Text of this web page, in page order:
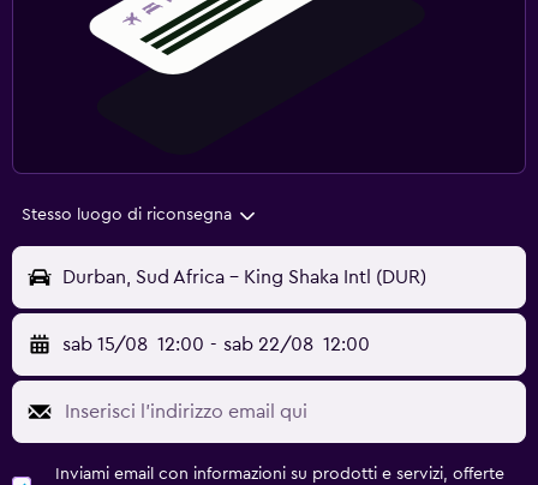
Stesso luogo di riconsegna
Durban, Sud Africa - King Shaka Intl (DUR)
sab 15/08 12:00 - sab 22/08 12:00
Inviami email con informazioni su prodotti e servizi, offerte